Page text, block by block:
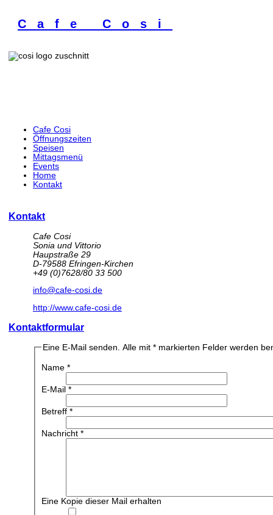
Cafe Cosi
Cafe Cosi
Öffnungszeiten
Speisen
Mittagsmenü
Events
Home
Kontakt
Kontakt
Cafe Cosi
Sonia und Vittorio
Haupstraße 29
D-79588 Efringen-Kirchen
+49 (0)7628/80 33 500
info@cafe-cosi.de
http://www.cafe-cosi.de
Kontaktformular
Eine E-Mail senden. Alle mit * markierten Felder werden
Name *
E-Mail *
Betreff *
Nachricht *
Eine Kopie dieser Mail erhalten